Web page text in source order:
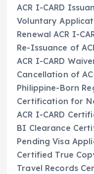
ACR I-CARD
Voluntary
Renewal ACR I-
Re-Issuance of
ACR I-CARD
Cancellation of
Philippine-Born
Certification for
ACR I-CARD
BI Clearance
Pending Visa
Certified True
Travel Records